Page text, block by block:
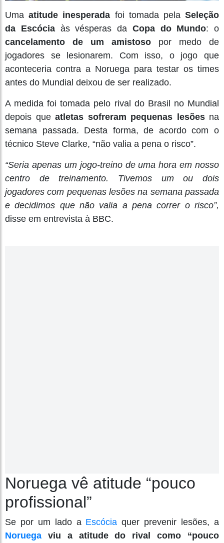
Umaatitude inesperada foi tomada pelaSeleção
da Escóciaàs vésperas da Copa do Mundo: o
cancelamento de um amistoso por medo de
jogadores se lesionarem. Com isso, o jogo que
aconteceria contra a Noruega para testar os times
antes do Mundial deixou de ser realizado.
A medida foi tomada pelo rival do Brasil no Mundial
depois que atletas sofreram pequenas lesõesna
semana passada. Desta forma, de acordo com o
técnico Steve Clarke, “não valia a pena o risco”.
“Seria apenas um jogo-treino de uma hora em nosso
centro de treinamento. Tivemos um ou dois
jogadores com pequenas lesões na semana passada
e decidimos que não valia a pena correr o risco”,
disse em entrevista à BBC.
Noruega vê atitude “pouco
profissional”
Se por um lado a Escóciaquer prevenir lesões, a
Noruega viu a atitude do rival como “pouco